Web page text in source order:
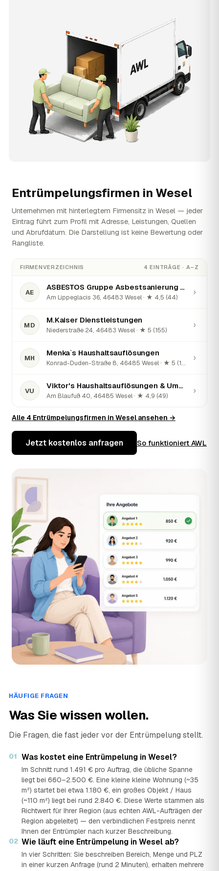
Entrümpelungsfirmen in Wesel
Unternehmen mit hinterlegtem Firmensitz in Wesel — jeder
Eintrag führt zum Profil mit Adresse, Leistungen, Quellen
und Abrufdatum. Die Darstellung ist keine Bewertung oder
Rangliste.
FIRMENVERZEICHNIS 4 EINTRÄGE · A–Z
AE
ASBESTOS Gruppe Asbestsanierung und Entsorgung
Am Lippeglacis 36, 46483 Wesel · ★ 4,5 (44)
›
MD
M.Kaiser Dienstleistungen
Niederstraße 24, 46483 Wesel · ★ 5 (155)
›
MH
Menka`s Haushaltsauflösungen
Konrad-Duden-Straße 8, 46485 Wesel · ★ 5 (140)
›
VU
Viktor's Haushaltsauflösungen & Umzüge
Am Blaufuß 40, 46485 Wesel · ★ 4,9 (49)
›
Alle 4 Entrümpelungsfirmen in Wesel ansehen →
Jetzt kostenlos anfragen So funktioniert AWL
HÄUFIGE FRAGEN
Was Sie wissen wollen.
Die Fragen, die fast jeder vor der Entrümpelung stellt.
01 Was kostet eine Entrümpelung in Wesel?
Im Schnitt rund 1.491 € pro Auftrag, die übliche Spanne
liegt bei 660–2.500 €. Eine kleine kleine Wohnung (~35
m²) startet bei etwa 1.180 €, ein großes Objekt / Haus
(~110 m²) liegt bei rund 2.840 €. Diese Werte stammen als
Richtwert für Ihrer Region (aus echten AWL-Aufträgen der
Region abgeleitet) — den verbindlichen Festpreis nennt
Ihnen der Entrümpler nach kurzer Beschreibung.
02 Wie läuft eine Entrümpelung in Wesel ab?
In vier Schritten: Sie beschreiben Bereich, Menge und PLZ
in einer kurzen Anfrage (rund 2 Minuten), erhalten mehrere